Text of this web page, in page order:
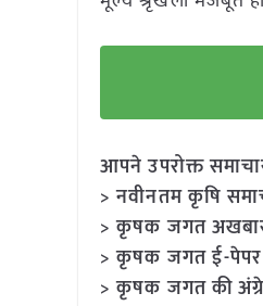
आपने उपरोक्त
> नवीनतम कृषि
> कृषक जगत
> कृषक जगत ई-
> कृषक जगत की